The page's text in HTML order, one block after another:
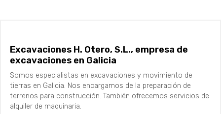
Excavaciones H. Otero, S.L., empresa de
excavaciones en Galicia
Somos especialistas en excavaciones y movimiento de
tierras en Galicia. Nos encargamos de la preparación de
terrenos para construcción. También ofrecemos servicios de
alquiler de maquinaria.